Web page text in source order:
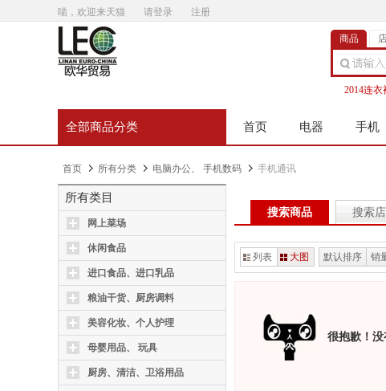
喵，欢迎来天猫 请登录 注册
商品
2014连衣
全部商品分类 首页 电器 手机
首页 所有分类 电脑办公、 手机数码 手机通讯
所有类目
网上菜场
休闲食品
进口食品、进口乳品
粮油干货、厨房调料
美容化妆、个人护理
母婴用品、 玩具
厨房、清洁、卫浴用品
搜索商品 搜索
列表 大图 默认排序 销
很抱歉！